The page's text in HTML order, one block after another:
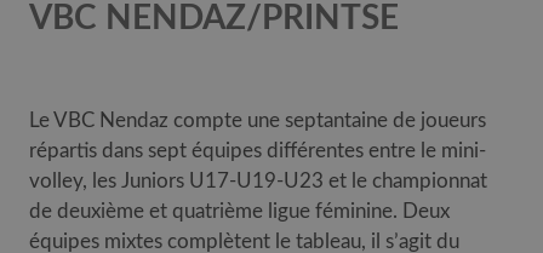
VBC NENDAZ/PRINTSE
Le VBC Nendaz compte une septantaine de joueurs
répartis dans sept équipes différentes entre le mini-
volley, les Juniors U17-U19-U23 et le championnat
de deuxième et quatrième ligue féminine. Deux
équipes mixtes complètent le tableau, il s’agit du